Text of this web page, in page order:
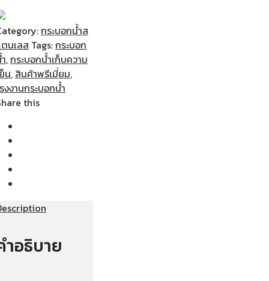
กระบอกน้ำส
นเลส Tags:กระบอก
,กระบอกน้ำเก็บความ
น, สินค้าพรีเมี่ยม,
งงานกระบอกน้ำ
this
ำอธิบาย